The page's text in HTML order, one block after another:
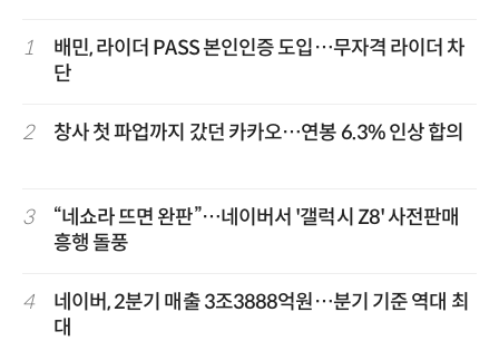
1
배민, 라이더 PASS 본인인증 도입…무자격 라이더 차
단
2 창사 첫 파업까지 갔던 카카오…연봉 6.3% 인상 합의
3
“네쇼라 뜨면 완판”…네이버서 '갤럭시 Z8' 사전판매
흥행 돌풍
4
네이버, 2분기 매출 3조3888억원…분기 기준 역대 최
대